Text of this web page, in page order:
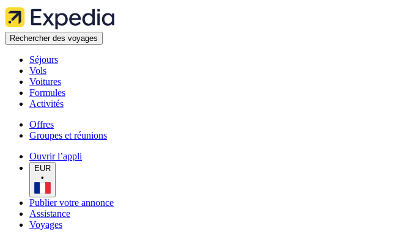
Rechercher des voyages
Séjours
Vols
Voitures
Formules
Activités
Offres
Groupes et réunions
Ouvrir l’appli
EUR
•
Publier votre annonce
Assistance
Voyages